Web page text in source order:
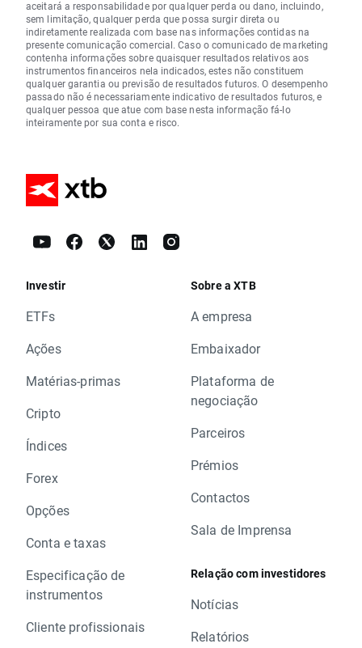
aceitará a responsabilidade por qualquer perda ou dano, incluindo,
sem limitação, qualquer perda que possa surgir direta ou
indiretamente realizada com base nas informações contidas na
presente comunicação comercial. Caso o comunicado de marketing
contenha informações sobre quaisquer resultados relativos aos
instrumentos financeiros nela indicados, estes não constituem
qualquer garantia ou previsão de resultados futuros. O desempenho
passado não é necessariamente indicativo de resultados futuros, e
qualquer pessoa que atue com base nesta informação fá-lo
inteiramente por sua conta e risco.
Investir
ETFs
Ações
Matérias-primas
Cripto
Índices
Forex
Opções
Conta e taxas
Especificação de
instrumentos
Cliente profissionais
Sobre a XTB
A empresa
Embaixador
Plataforma de
negociação
Parceiros
Prémios
Contactos
Sala de Imprensa
Relação com investidores
Notícias
Relatórios